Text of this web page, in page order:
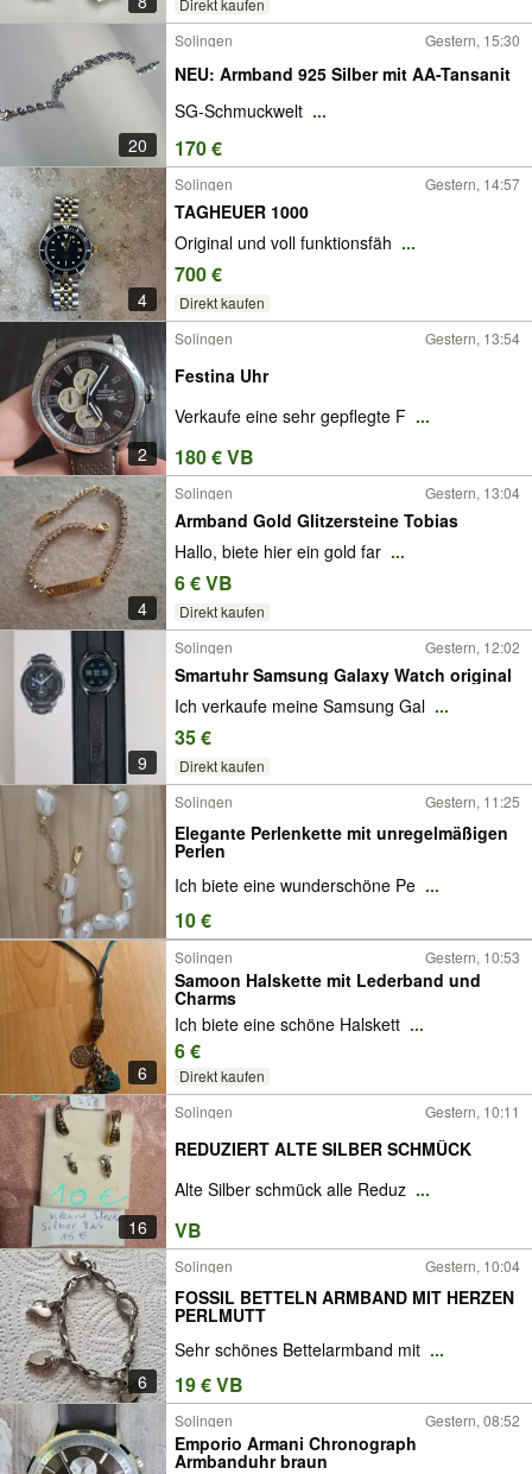
Direkt kaufen
20
Solingen Gestern, 15:30
NEU: Armband 925 Silber mit AA-Tansanit
SG-Schmuckwelt ...
170 €
4
Solingen Gestern, 14:57
TAGHEUER 1000
Original und voll funktionsfäh ...
700 €
Direkt kaufen
2
Solingen Gestern, 13:54
Festina Uhr
Verkaufe eine sehr gepflegte F ...
180 € VB
4
Solingen Gestern, 13:04
Armband Gold Glitzersteine Tobias
Hallo, biete hier ein gold far ...
6 € VB
Direkt kaufen
9
Solingen Gestern, 12:02
Smartuhr Samsung Galaxy Watch original
Ich verkaufe meine Samsung Gal ...
35 €
Direkt kaufen
Solingen
Gestern, 11:25
Elegante Perlenkette mit unregelmäßigen
Perlen
Ich biete eine wunderschöne Pe ...
10 €
6
Solingen Gestern, 10:53
Samoon Halskette mit Lederband und
Charms
Ich biete eine schöne Halskett ...
6 €
Direkt kaufen
16
Solingen Gestern, 10:11
REDUZIERT ALTE SILBER SCHMÜCK
Alte Silber schmück alle Reduz ...
VB
6
Solingen Gestern, 10:04
FOSSIL BETTELN ARMBAND MIT HERZEN
PERLMUTT
Sehr schönes Bettelarmband mit ...
19 € VB
Solingen Gestern, 08:52
Emporio Armani Chronograph
Armbanduhr braun